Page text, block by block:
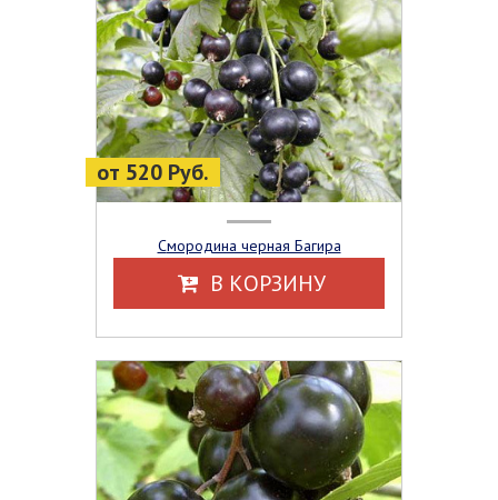
от 520 Руб.
Смородина черная Багира
В КОРЗИНУ